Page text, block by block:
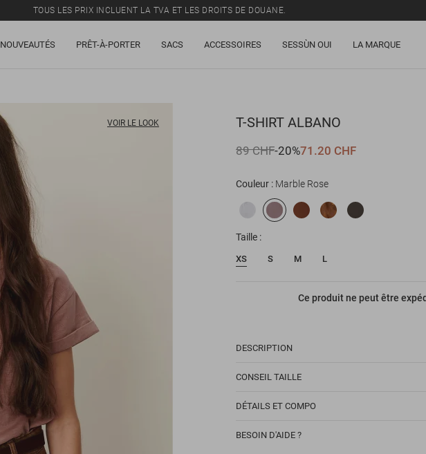
TOUS LES PRIX INCLUENT LA TVA ET LES DROITS DE DOUANE.
NOUVEAUTÉS PRÊT-À-PORTER SACS ACCESSOIRES SESSÙN OUI LA MARQUE
VOIR LE LOOK T-SHIRT ALBANO
89 CHF-20%71.20 CHF
Couleur Marble Rose
Taille
XS S M L
Ce produit ne peut être
DESCRIPTION
CONSEIL TAILLE
DÉTAILS ET COMPO
BESOIN D'AIDE ?